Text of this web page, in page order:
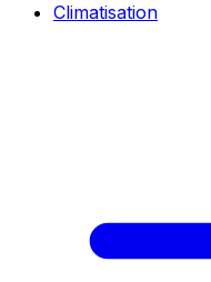
Climatisation